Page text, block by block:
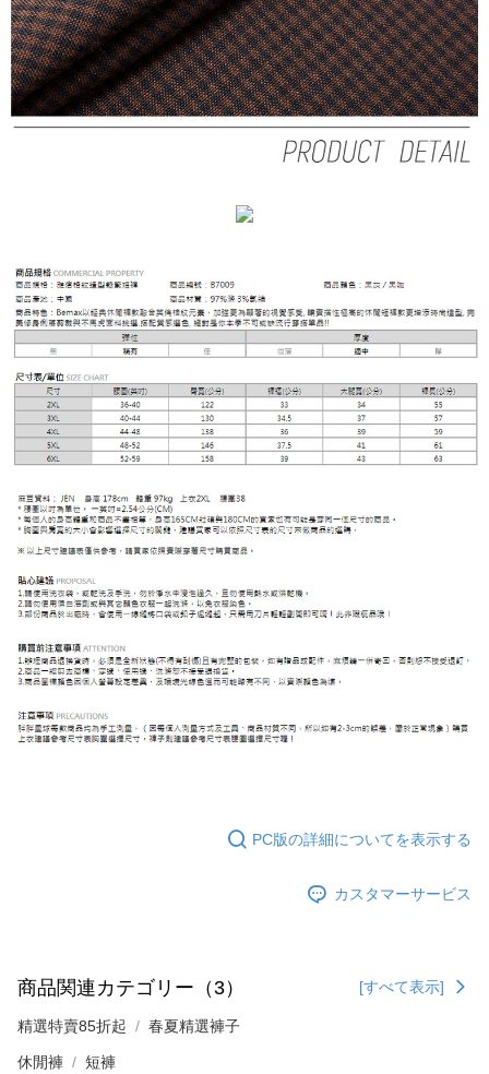
PC版の詳細についてを表示する
カスタマーサービス
商品関連カテゴリー（3） [すべて表示]
精選特賣85折起 春夏精選褲子
休閒褲 短褲